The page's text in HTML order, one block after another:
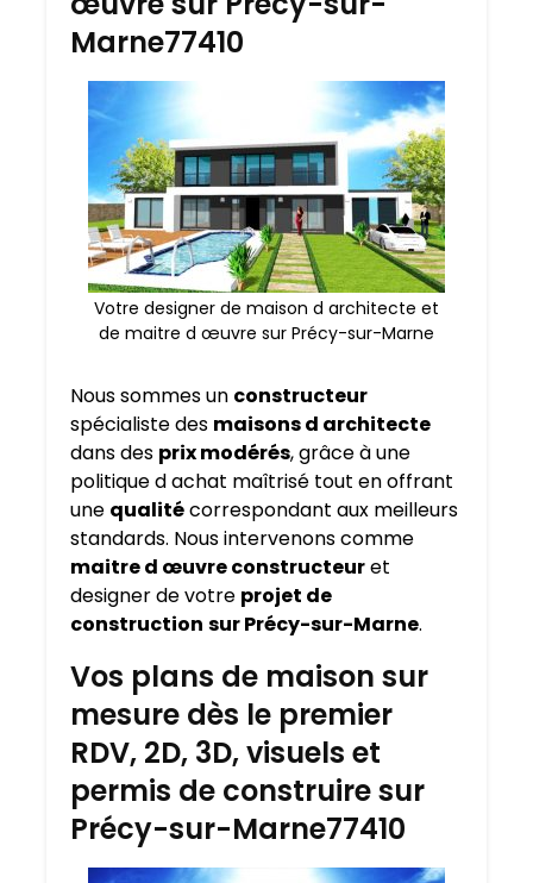
Marne77410
Votre designer de maison d architecte et
de maitre d œuvre sur Précy-sur-Marne
Nous sommes un constructeur
spécialiste des maisons d architecte
dans des prix modérés, grâce à une
politique d achat maîtrisé tout en offrant
une qualitécorrespondant aux meilleurs
standards. Nous intervenons comme
maitre d œuvre constructeuret
designer de votre projet de
construction sur Précy-sur-Marne.
Vos plans de maison sur
mesure dès le premier
RDV, 2D, 3D, visuels et
permis de construire sur
Précy-sur-Marne77410